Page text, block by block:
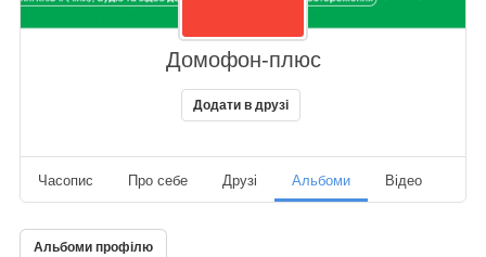
Домофон-плюс
Додати в друзі
Часопис Про себе Друзі Альбоми Відео
Альбоми профілю